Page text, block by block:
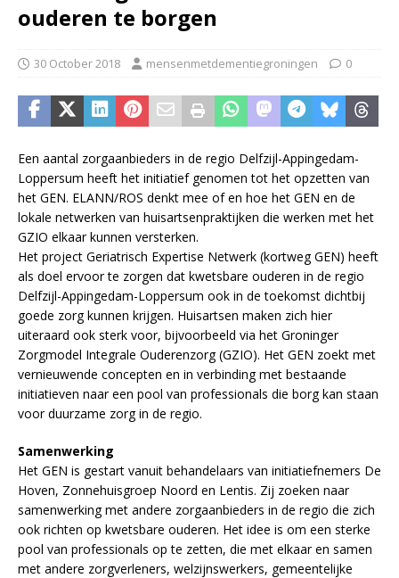
ouderen te borgen
30 October 2018 mensenmetdementiegroningen 0
Een aantal zorgaanbieders in de regio Delfzijl-Appingedam-
Loppersum heeft het initiatief genomen tot het opzetten van
het GEN. ELANN/ROS denkt mee of en hoe het GEN en de
lokale netwerken van huisartsenpraktijken die werken met het
GZIO elkaar kunnen versterken.
Het project Geriatrisch Expertise Netwerk (kortweg GEN) heeft
als doel ervoor te zorgen dat kwetsbare ouderen in de regio
Delfzijl-Appingedam-Loppersum ook in de toekomst dichtbij
goede zorg kunnen krijgen. Huisartsen maken zich hier
uiteraard ook sterk voor, bijvoorbeeld via het Groninger
Zorgmodel Integrale Ouderenzorg (GZIO). Het GEN zoekt met
vernieuwende concepten en in verbinding met bestaande
initiatieven naar een pool van professionals die borg kan staan
voor duurzame zorg in de regio.
Samenwerking
Het GEN is gestart vanuit behandelaars van initiatiefnemers De
Hoven, Zonnehuisgroep Noord en Lentis. Zij zoeken naar
samenwerking met andere zorgaanbieders in de regio die zich
ook richten op kwetsbare ouderen. Het idee is om een sterke
pool van professionals op te zetten, die met elkaar en samen
met andere zorgverleners, welzijnswerkers, gemeentelijke